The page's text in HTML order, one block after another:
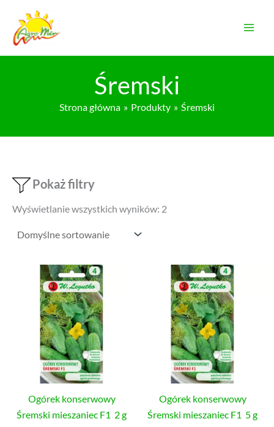
treści
Śremski
Strona główna Produkty Śremski
Pokaż filtry
Wyświetlanie wszystkich wyników: 2
Ogórek konserwowy
Śremski mieszaniec F1 2 g
Ogórek konserwowy
Śremski mieszaniec F1 5 g